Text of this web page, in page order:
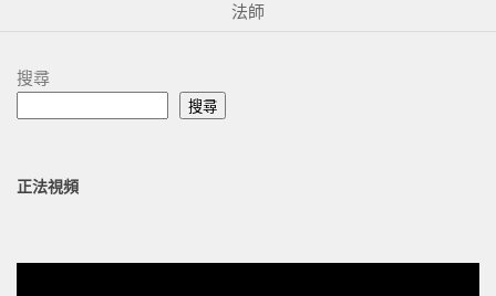
法師
搜尋
搜尋
正法視頻